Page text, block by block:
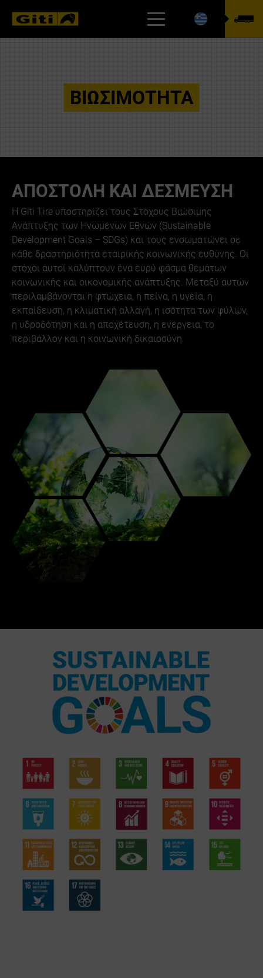
ΕΎΡΕΣΗ ΕΛΑΣΤΙΚΟΎ
ΒΙΩΣΙΜΌΤΗΤΑ
ΑΠΟΣΤΟΛΗ ΚΑΙ ΔΕΣΜΕΥΣΗ
Η Giti Tire υποστηρίζει τους Στόχους Βιώσιμης
Ανάπτυξης των Ηνωμένων Εθνών (Sustainable
Development Goals – SDGs) και τους ενσωματώνει σε
κάθε δραστηριότητα εταιρικής κοινωνικής ευθύνης. Οι
στόχοι αυτοί καλύπτουν ένα ευρύ φάσμα θεμάτων
κοινωνικής και οικονομικής ανάπτυξης. Μεταξύ αυτών
περιλαμβάνονται η φτώχεια, η πείνα, η υγεία, η
εκπαίδευση, η κλιματική αλλαγή, η ισότητα των φύλων,
η υδροδότηση και η αποχέτευση, η ενέργεια, το
περιβάλλον και η κοινωνική δικαιοσύνη.